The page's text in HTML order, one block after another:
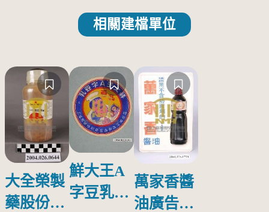
相關建檔單位
大全榮製
藥股份有
鮮大王A
字豆乳罐
萬家香醬
油廣告塑